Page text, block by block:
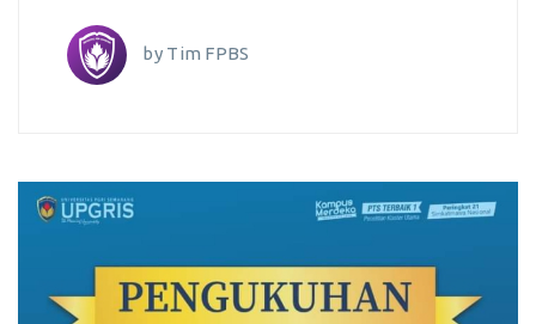
by Tim FPBS